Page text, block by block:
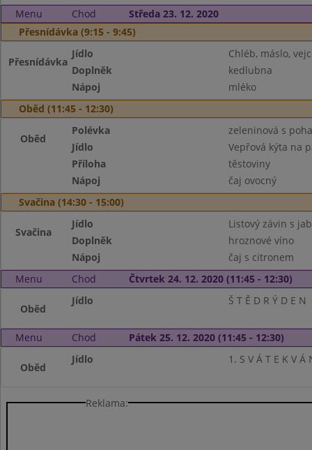
Menu
Chod
Středa 23. 12. 2020
Přesnídávka (9:15 - 9:45)
Přesnídávka
Jídlo
Chléb, máslo,
Doplněk
kedlubna
Nápoj
mléko
Oběd (11:45 - 12:30)
Oběd
Polévka
zeleninová s
Jídlo
Vepřová kýta na
Příloha
těstoviny
Nápoj
čaj ovocný
Svačina (14:30 - 15:00)
Svačina
Jídlo
Listový závin s
Doplněk
hroznové víno
Nápoj
čaj s citronem
Menu
Chod Čtvrtek 24. 12. 2020 (11:45 - 12:30)
Oběd
Jídlo Š T Ě D R Ý D E N
Menu Chod Pátek 25. 12. 2020 (11:45 - 12:30)
Oběd
Jídlo 1. S V Á T E K V Á
Reklama: